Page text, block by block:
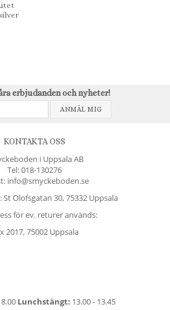
erbjudanden och nyheter!
ANMÄL MIG
KONTAKTA OSS
i Uppsala AB
Tel:018-130276
info@smyckeboden.se
St Olofsgatan 30, 75332 Uppsala
för ev. returer används:
2017, 75002 Uppsala
Lunchstängt: 13.00 - 13.45